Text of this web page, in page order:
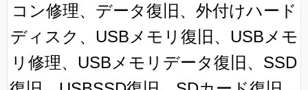
コン修理、データ復旧、外付けハード
ディスク、USBメモリ復旧、USBメモ
リ修理、USBメモリデータ復旧、SSD